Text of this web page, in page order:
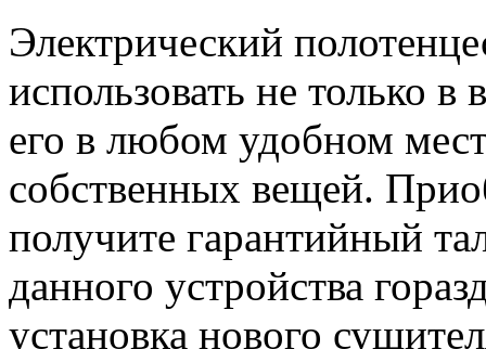
Электрический
использовать не только
его в любом удобном
собственных вещей.
получите гарантийный
данного устройства
установка нового